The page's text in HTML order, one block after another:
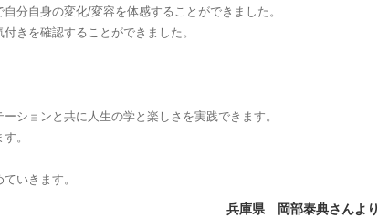
分自身の変化/変容を体感することができました。
きを確認することができました。
ションと共に人生の学と楽しさを実践できます。
。
いきます。
兵庫県 岡部泰典さんより